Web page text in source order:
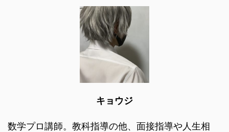
キョウジ
数学プロ講師。教科指導の他、面接指導や人生相